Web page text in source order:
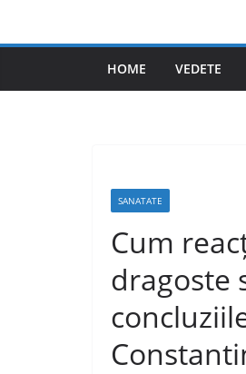
HOME VEDETE
SANATATE
Cum
dragoste